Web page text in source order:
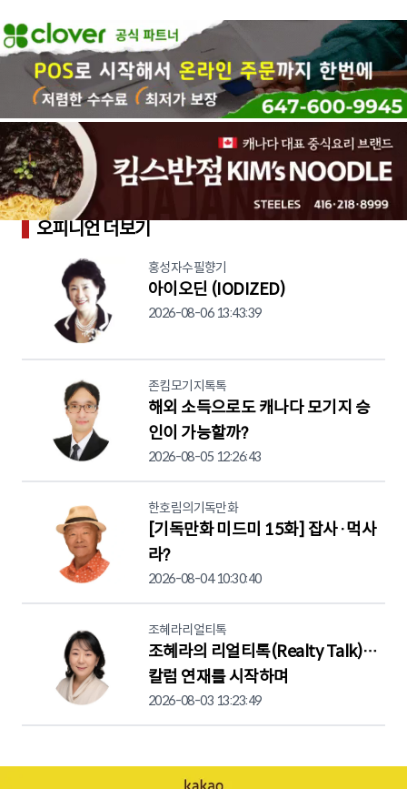
오피니언 더보기
홍성자수필향기
아이오딘 (IODIZED)
2026-08-06 13:43:39
존킴모기지톡톡
해외 소득으로도 캐나다 모기지 승
인이 가능할까?
2026-08-05 12:26:43
한호림의기독만화
[기독만화 미드미 15화] 잡사·먹사
라?
2026-08-04 10:30:40
조혜라리얼티톡
조혜라의 리얼티톡(Realty Talk)…
칼럼 연재를 시작하며
2026-08-03 13:23:49